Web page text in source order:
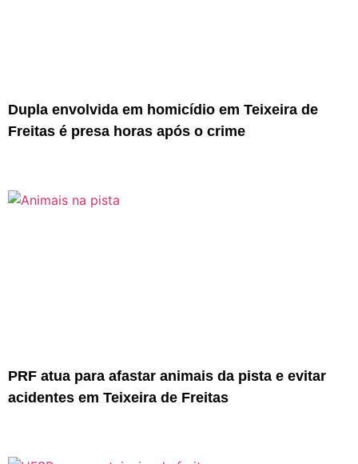
Dupla envolvida em homicídio em Teixeira de
Freitas é presa horas após o crime
PRF atua para afastar animais da pista e evitar
acidentes em Teixeira de Freitas